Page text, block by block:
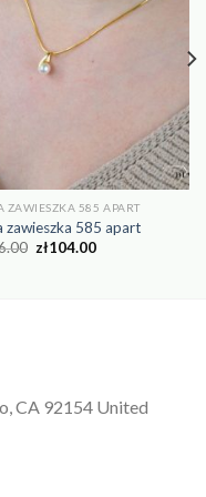
ZAWIESZKA 585 APART
zawieszka 585 apart
zł104.00
CA 92154 United